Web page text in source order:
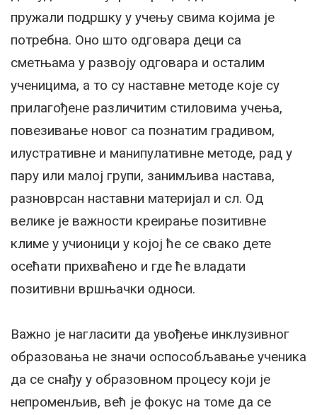
пружали подршку у учењу свима којима је
потребна. Оно што одговара деци са
сметњама у развоју одговара и осталим
ученицима, а то су наставне методе које су
прилагођене различитим стиловима учења,
повезивање новог са познатим градивом,
илустративне и манипулативне методе, рад у
пару или малој групи, занимљива настава,
разноврсан наставни материјал и сл. Од
велике је важности креирање позитивне
климе у учионици у којој ће се свако дете
осећати прихваћено и где ће владати
позитивни вршњачки односи.
Важно је нагласити да увођење инклузивног
образовања не значи оспособљавање ученика
да се снађу у образовном процесу који је
непроменљив, већ је фокус на томе да се